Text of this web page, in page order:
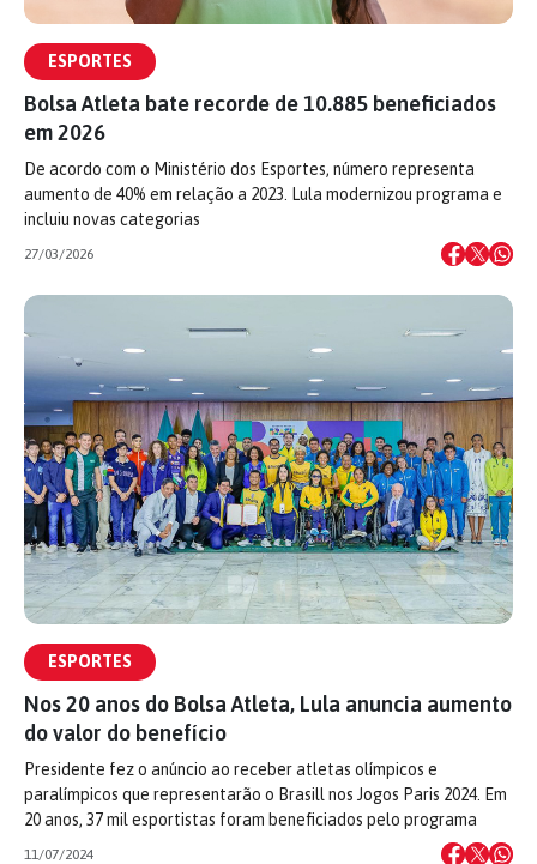
ESPORTES
Bolsa Atleta bate recorde de 10.885 beneficiados
em 2026
De acordo com o Ministério dos Esportes, número representa
aumento de 40% em relação a 2023. Lula modernizou programa e
incluiu novas categorias
27/03/2026
ESPORTES
Nos 20 anos do Bolsa Atleta, Lula anuncia aumento
do valor do benefício
Presidente fez o anúncio ao receber atletas olímpicos e
paralímpicos que representarão o Brasill nos Jogos Paris 2024. Em
20 anos, 37 mil esportistas foram beneficiados pelo programa
11/07/2024